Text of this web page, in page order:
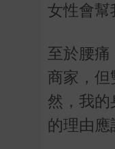
女性會幫
至於腰
商家，但
然，我
的理由應